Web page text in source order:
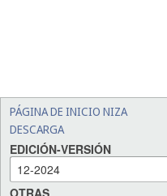
PÁGINA DE INICIO NIZA
DESCARGA
EDICIÓN-VERSIÓN